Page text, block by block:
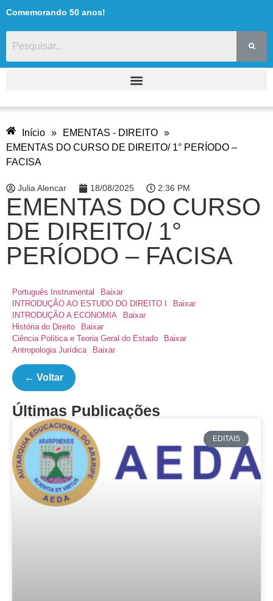
Comemorando 50 anos!
Início » EMENTAS - DIREITO »
EMENTAS DO CURSO DE DIREITO/ 1° PERÍODO –
FACISA
Julia Alencar 18/08/2025 2:36 PM
EMENTAS DO CURSO
DE DIREITO/ 1°
PERÍODO – FACISA
Português Instrumental
Baixar
INTRODUÇÃO AO ESTUDO DO DIREITO I
Baixar
INTRODUÇÃO A ECONOMIA
Baixar
História do Direito
Baixar
Ciência Política e Teoria Geral do Estado
Baixar
Antropologia Jurídica
Baixar
← Voltar
Últimas Publicações
EDITAIS